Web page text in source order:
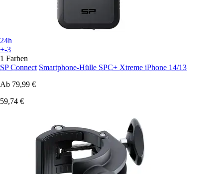
24h
+-3
1 Farben
SP Connect Smartphone-Hülle SPC+ Xtreme iPhone 14/13
Ab 79,99 €
59,74 €